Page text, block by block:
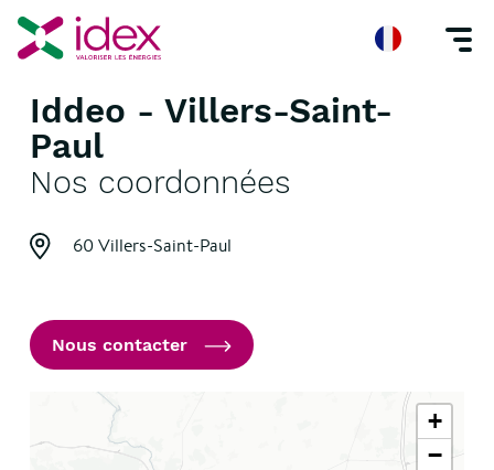
Accueil Nos agences Iddeo - Villers-Saint-Paul
Iddeo - Villers-Saint-
Paul
Nos coordonnées
60 Villers-Saint-Paul
Nous contacter
+
−